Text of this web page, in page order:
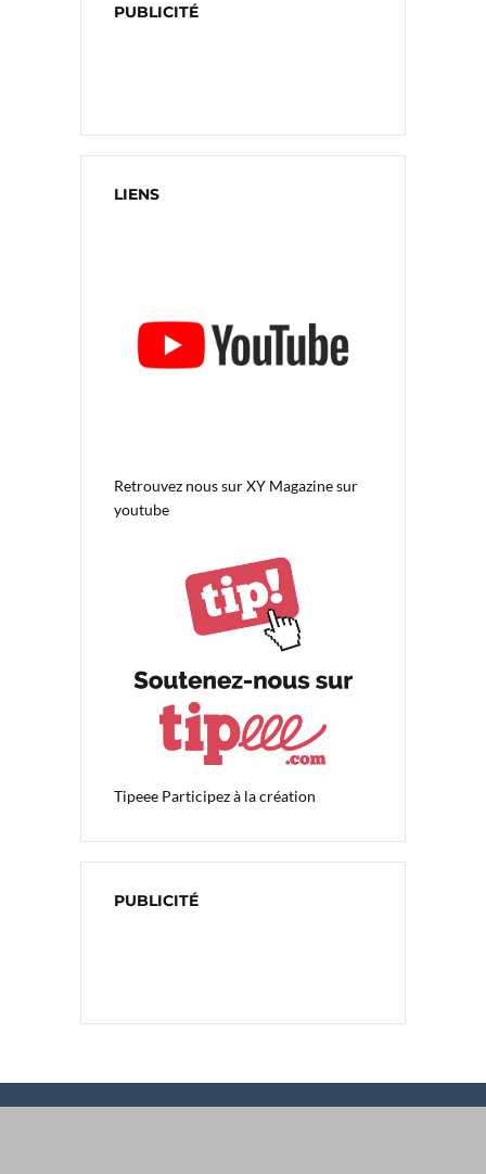
PUBLICITÉ
LIENS
Retrouvez nous surXY Magazine sur
youtube
Tipeee Participez à la création
PUBLICITÉ